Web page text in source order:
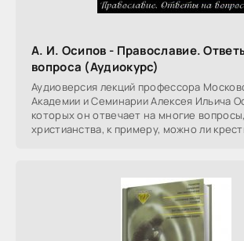
А. И. Осипов - Православие.
вопроса (Аудиокурс)
Аудиоверсия лекций профессора
Академии и Семинарии Алексея Ильича
которых он отвечает на многие
христианства, к примеру, можно ли